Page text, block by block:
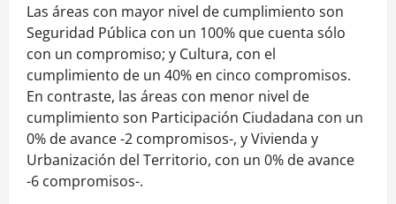
Las áreas con mayor nivel de cumplimiento son
Seguridad Pública con un 100% que cuenta sólo
con un compromiso; y Cultura, con el
cumplimiento de un 40% en cinco compromisos.
En contraste, las áreas con menor nivel de
cumplimiento son Participación Ciudadana con un
0% de avance -2 compromisos-, y Vivienda y
Urbanización del Territorio, con un 0% de avance
-6 compromisos-.